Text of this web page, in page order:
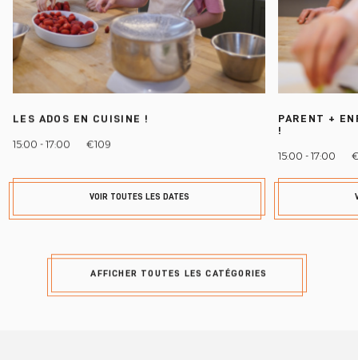
LES ADOS EN CUISINE !
15:00 - 17:00 €109
VOIR TOUTES LES DATES
PARENT +
!
15:00 - 17:00
AFFICHER TOUTES LES CATÉGORIES